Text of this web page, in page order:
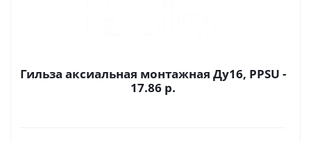
Гильза аксиальная монтажная Ду16, PPSU -
17.86 р.